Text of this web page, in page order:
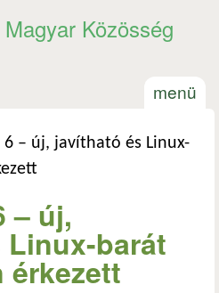
Közösség
menü
6 – új, javítható és Linux-
– új,
barát